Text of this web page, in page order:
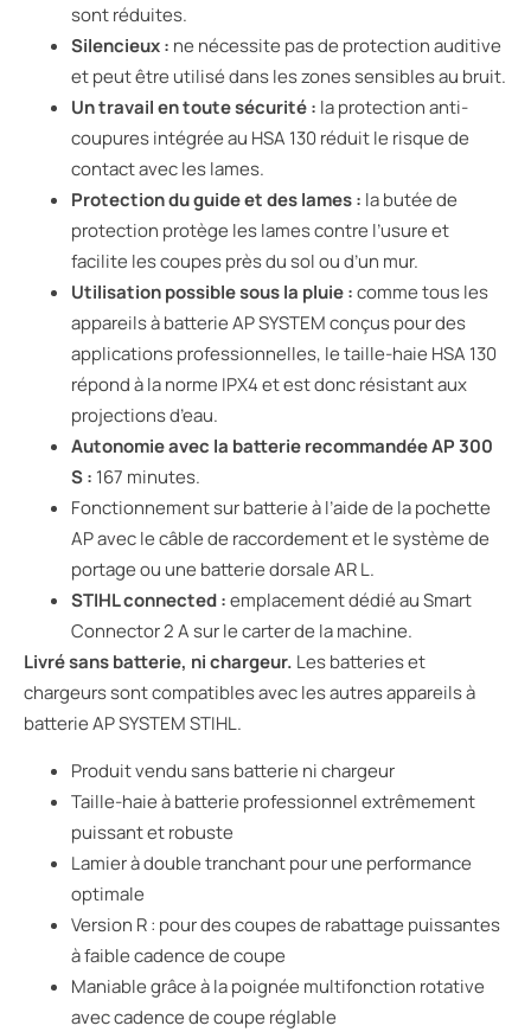
sont réduites.
Silencieux : ne nécessite pas de protection auditive
et peut être utilisé dans les zones sensibles au bruit.
Un travail en toute sécurité : la protection anti-
coupures intégrée au HSA 130 réduit le risque de
contact avec les lames.
Protection du guide et des lames : la butée de
protection protège les lames contre l’usure et
facilite les coupes près du sol ou d’un mur.
Utilisation possible sous la pluie :comme tous les
appareils à batterie AP SYSTEM conçus pour des
applications professionnelles, le taille-haie HSA 130
répond à la norme IPX4 et est donc résistant aux
projections d’eau.
Autonomie avec la batterie recommandée AP 300
S : 167 minutes.
Fonctionnement sur batterie à l’aide de la pochette
AP avec le câble de raccordement et le système de
portage ou une batterie dorsale AR L.
STIHL connected :emplacement dédié au Smart
Connector 2 A sur le carter de la machine.
Livré sans batterie, ni chargeur. Les batteries et
chargeurs sont compatibles avec les autres appareils à
batterie AP SYSTEM STIHL.
Produit vendu sans batterie ni chargeur
Taille-haie à batterie professionnel extrêmement
puissant et robuste
Lamier à double tranchant pour une performance
optimale
Version R : pour des coupes de rabattage puissantes
à faible cadence de coupe
Maniable grâce à la poignée multifonction rotative
avec cadence de coupe réglable